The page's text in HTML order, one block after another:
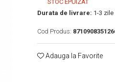
STOC EPUIZAT
Durata de livrare: 1-3
Cod Produs:
Adauga la Favorite